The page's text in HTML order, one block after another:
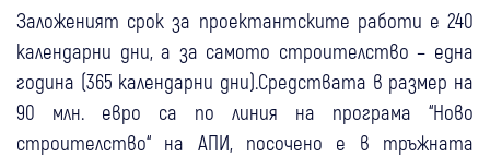
Заложеният срок за проектантските работи е 240
календарни дни, а за самото строителство – една
година (365 календарни дни).Средствата в размер на
90 млн. евро са по линия на програма “Ново
строителство“ на АПИ, посочено е в тръжната